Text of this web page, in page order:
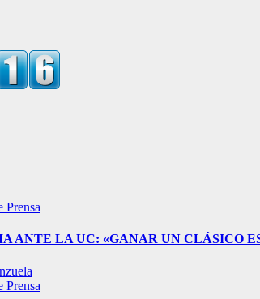
Prensa
ANTE LA UC: «GANAR UN CLÁSICO
Prensa